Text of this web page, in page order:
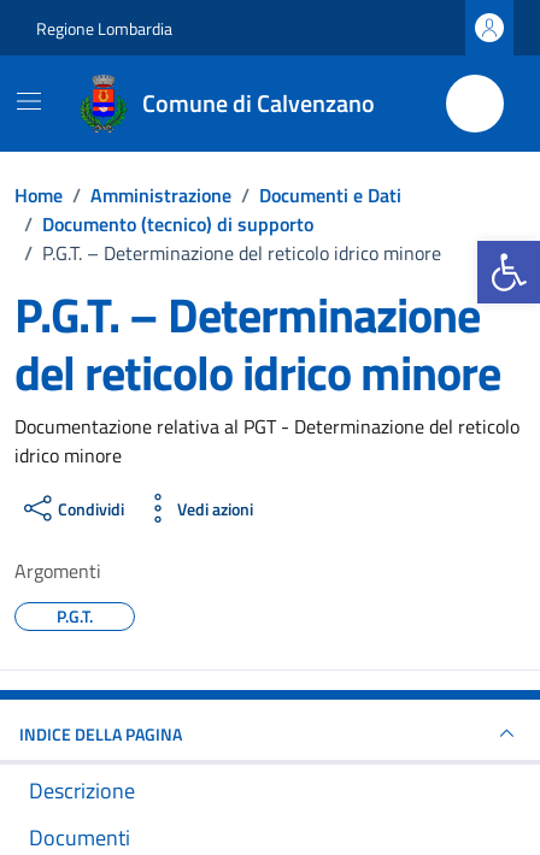
Apri la
Regione Lombardia
Comune di Calvenzano
Home / Amministrazione / Documenti e Dati
/ Documento (tecnico) di supporto
/ P.G.T. – Determinazione del reticolo idrico minore
P.G.T. – Determinazione
del reticolo idrico minore
Dettagli del documento
Documentazione relativa al PGT - Determinazione del reticolo
idrico minore
Condividi Vedi azioni
Argomenti
P.G.T.
INDICE DELLA PAGINA
Descrizione
Documenti